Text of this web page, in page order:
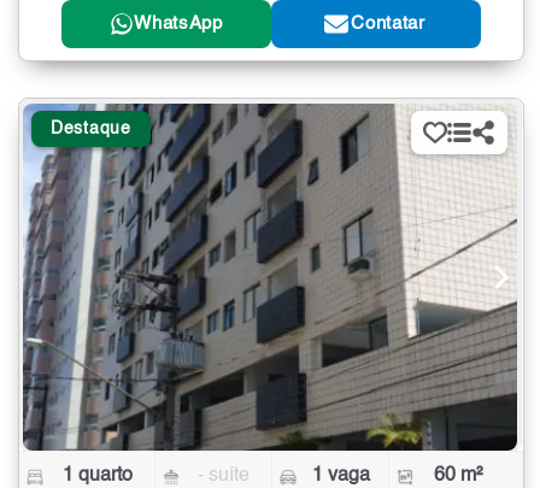
WhatsApp Contatar
Destaque
1 quarto - suíte 1 vaga 60 m²